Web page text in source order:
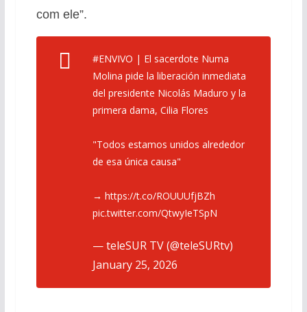
com ele”.
#ENVIVO | El sacerdote Numa
Molina pide la liberación inmediata
del presidente Nicolás Maduro y la
primera dama, Cilia Flores
"Todos estamos unidos alrededor
de esa única causa"
→ https://t.co/ROUUUfjBZh
pic.twitter.com/QtwyIeTSpN
— teleSUR TV (@teleSURtv)
January 25, 2026